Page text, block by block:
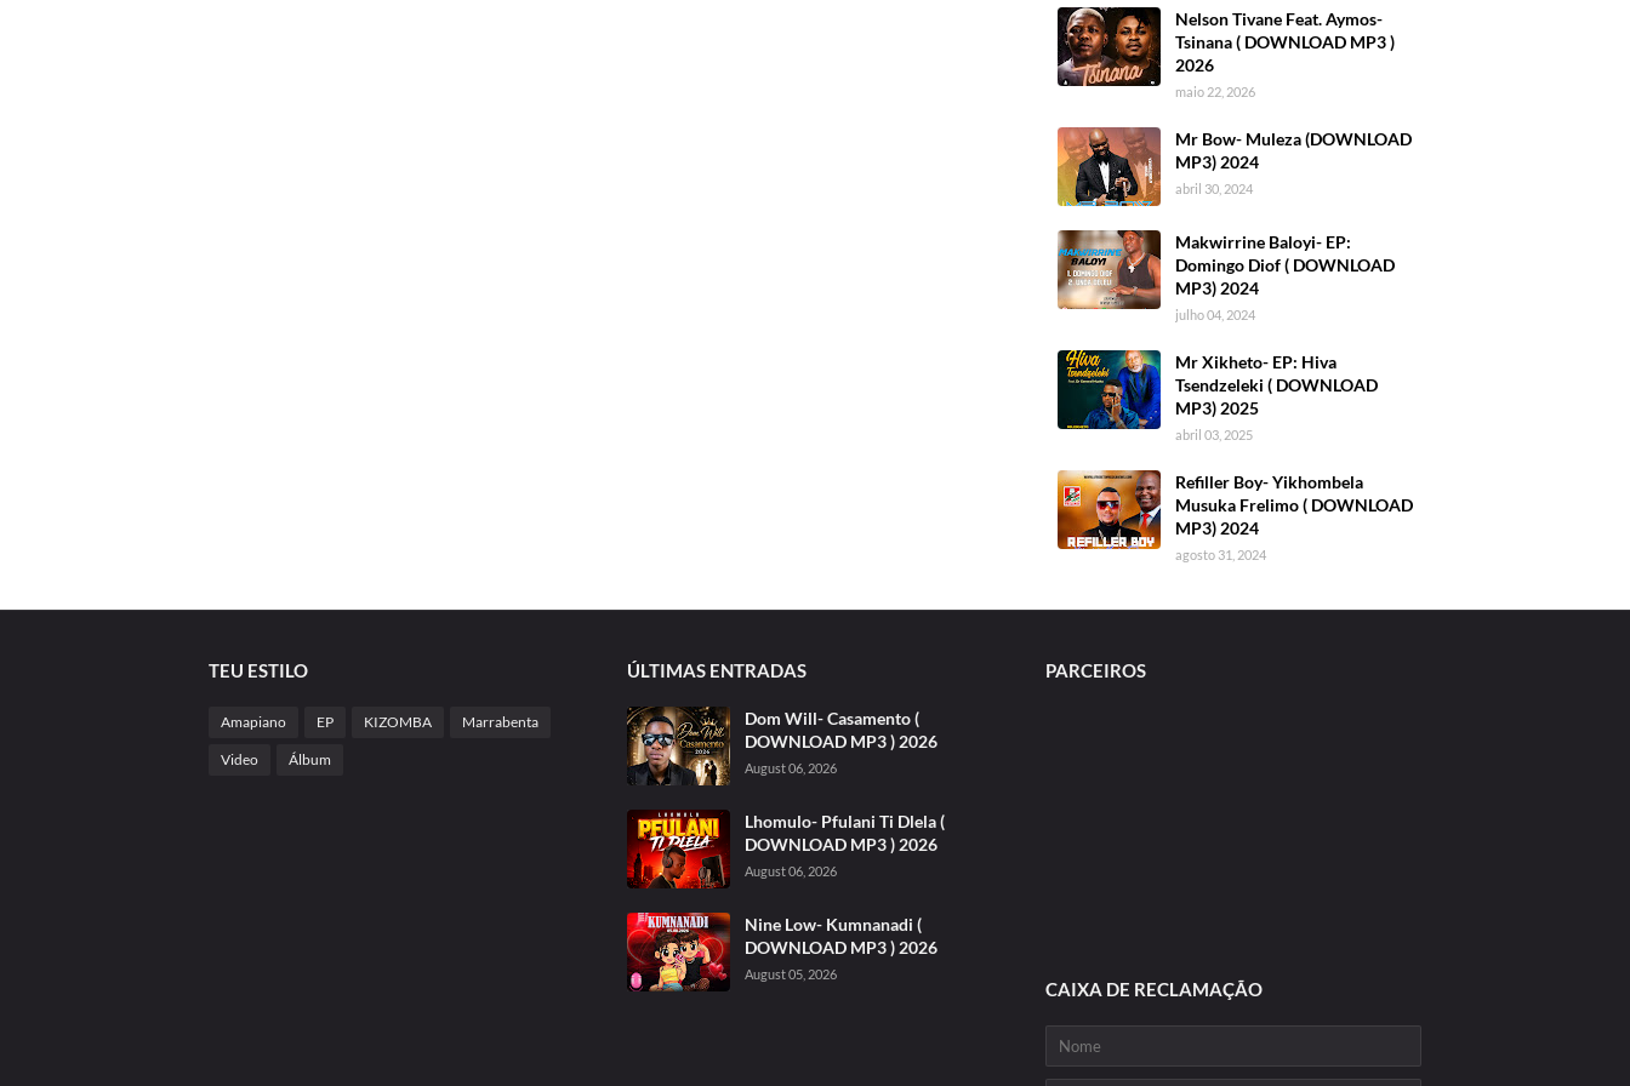
Nelson Tivane Feat. Aymos-
Tsinana ( DOWNLOAD MP3 )
2026
maio 22, 2026
Mr Bow- Muleza (DOWNLOAD
MP3) 2024
abril 30, 2024
Makwirrine Baloyi- EP:
Domingo Diof ( DOWNLOAD
MP3) 2024
julho 04, 2024
Mr Xikheto- EP: Hiva
Tsendzeleki ( DOWNLOAD
MP3) 2025
abril 03, 2025
Refiller Boy- Yikhombela
Musuka Frelimo ( DOWNLOAD
MP3) 2024
agosto 31, 2024
TEU ESTILO
Amapiano EP KIZOMBA Marrabenta
Video Álbum
ÚLTIMAS ENTRADAS
Dom Will- Casamento (
DOWNLOAD MP3 ) 2026
August 06, 2026
Lhomulo- Pfulani Ti Dlela (
DOWNLOAD MP3 ) 2026
August 06, 2026
Nine Low- Kumnanadi (
DOWNLOAD MP3 ) 2026
August 05, 2026
PARCEIROS
CAIXA DE RECLAMAÇÃO